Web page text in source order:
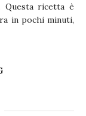
Questa ricetta è
in pochi minuti,